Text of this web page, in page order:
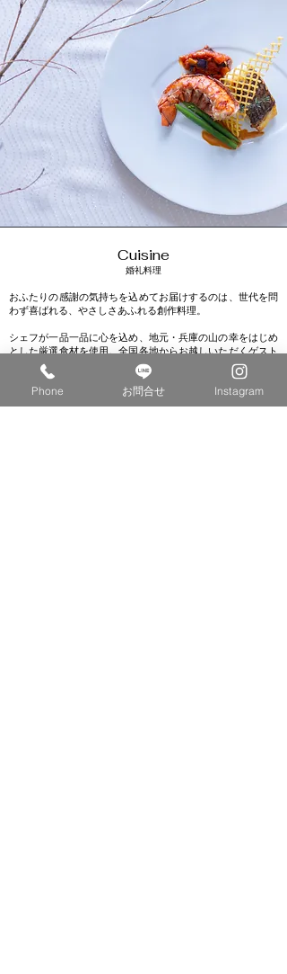
Cuisine
​婚礼料理
おふたりの感謝の気持ちを込めてお届けするのは、世代を問
わず喜ばれる、やさしさあふれる創作料理。
シェフが一品一品に心を込め、地元・兵庫の山の幸をはじめ
とした厳選食材を使用。全国各地からお越しいただくゲスト
の皆さまに、この地、神戸三田ならではのおもてなしをご堪
能いただけます。
素材選びから仕上げまで、徹底したこだわりでつくりあげる
Phone お問合せ Instagram